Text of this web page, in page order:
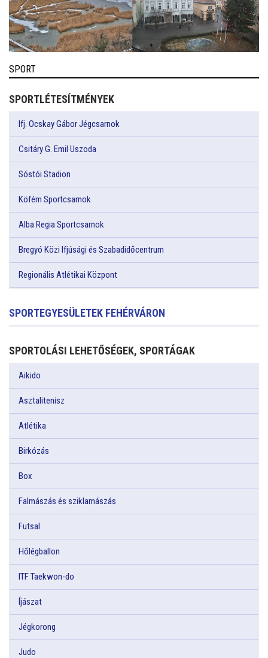
SPORT
SPORTLÉTESÍTMÉNYEK
Ifj. Ocskay Gábor Jégcsarnok
Csitáry G. Emil Uszoda
Sóstói Stadion
Köfém Sportcsarnok
Alba Regia Sportcsarnok
Bregyó Közi Ifjúsági és Szabadidőcentrum
Regionális Atlétikai Központ
SPORTEGYESÜLETEK FEHÉRVÁRON
SPORTOLÁSI LEHETŐSÉGEK, SPORTÁGAK
Aikido
Asztalitenisz
Atlétika
Birkózás
Box
Falmászás és sziklamászás
Futsal
Hőlégballon
ITF Taekwon-do
Íjászat
Jégkorong
Judo